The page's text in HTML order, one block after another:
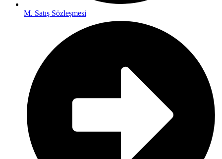
M. Satış Sözleşmesi